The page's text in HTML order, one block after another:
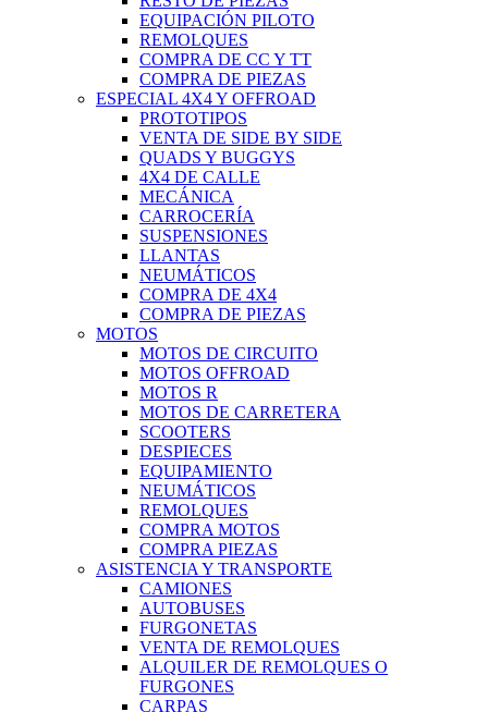
EQUIPACIÓN PILOTO
REMOLQUES
COMPRA DE CC Y TT
COMPRA DE PIEZAS
ESPECIAL 4X4 Y OFFROAD
PROTOTIPOS
VENTA DE SIDE BY SIDE
QUADS Y BUGGYS
4X4 DE CALLE
MECÁNICA
CARROCERÍA
SUSPENSIONES
LLANTAS
NEUMÁTICOS
COMPRA DE 4X4
COMPRA DE PIEZAS
MOTOS
MOTOS DE CIRCUITO
MOTOS OFFROAD
MOTOS R
MOTOS DE CARRETERA
SCOOTERS
DESPIECES
EQUIPAMIENTO
NEUMÁTICOS
REMOLQUES
COMPRA MOTOS
COMPRA PIEZAS
ASISTENCIA Y TRANSPORTE
CAMIONES
AUTOBUSES
FURGONETAS
VENTA DE REMOLQUES
ALQUILER DE REMOLQUES O
FURGONES
CARPAS